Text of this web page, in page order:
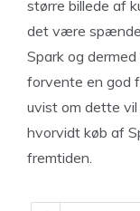
større billede af
det være
Spark og
forvente en god
uvist om dette
hvorvidt køb af
fremtiden.